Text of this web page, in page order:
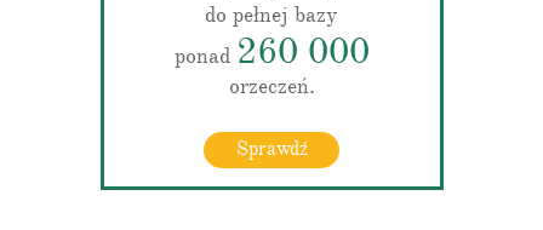
do pełnej bazy
ponad 260 000
orzeczeń.
Sprawdź